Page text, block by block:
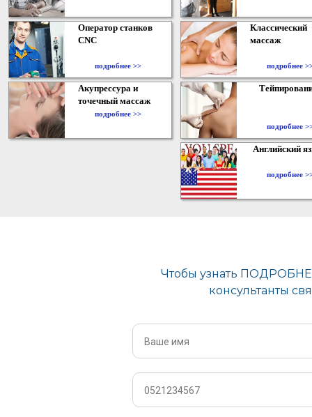
Оператор станков
CNC
подробнее >>
Классический
массаж
подробнее
Акупрессура и
точечный массаж
подробнее >>
подробнее
Английский
подробнее